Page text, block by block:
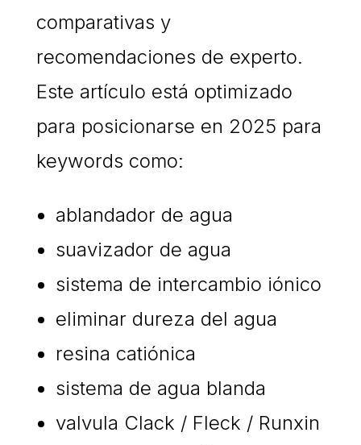
comparativas y
recomendaciones de experto.
Este artículo está optimizado
para posicionarse en 2025 para
keywords como:
ablandador de agua
suavizador de agua
sistema de intercambio iónico
eliminar dureza del agua
resina catiónica
sistema de agua blanda
valvula Clack / Fleck / Runxin